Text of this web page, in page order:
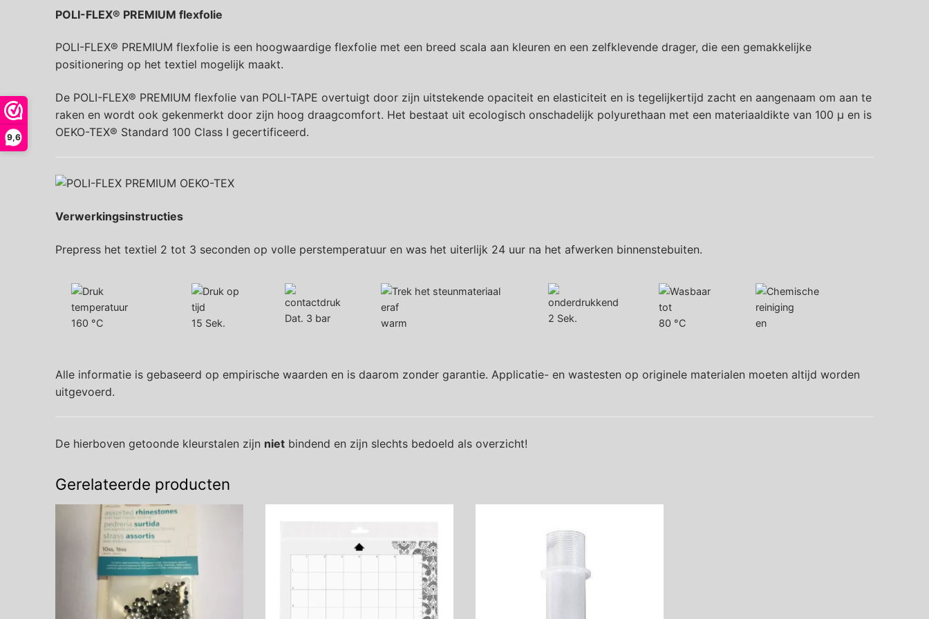
9,6
POLI-FLEX® PREMIUM flexfolie
POLI-FLEX® PREMIUM flexfolie is een hoogwaardige flexfolie met een breed scala aan kleuren en een zelfklevende drager, die een gemakkelijke
positionering op het textiel mogelijk maakt.
De POLI-FLEX® PREMIUM flexfolie van POLI-TAPE overtuigt door zijn uitstekende opaciteit en elasticiteit en is tegelijkertijd zacht en aangenaam om aan te
raken en wordt ook gekenmerkt door zijn hoog draagcomfort. Het bestaat uit ecologisch onschadelijk polyurethaan met een materiaaldikte van 100 µ en is
OEKO-TEX® Standard 100 Class I gecertificeerd.
Verwerkingsinstructies
Prepress het textiel 2 tot 3 seconden op volle perstemperatuur en was het uiterlijk 24 uur na het afwerken binnenstebuiten.
160 °C 15 Sek. Dat. 3 bar warm 2 Sek. 80 °C en
Alle informatie is gebaseerd op empirische waarden en is daarom zonder garantie. Applicatie- en wastesten op originele materialen moeten altijd worden
uitgevoerd.
De hierboven getoonde kleurstalen zijn niet bindend en zijn slechts bedoeld als overzicht!
Gerelateerde producten